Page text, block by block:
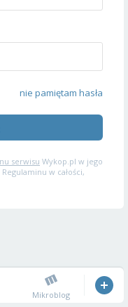
nie pamiętam hasła
serwisu Wykop.pl w jego
w całości,
Mikroblog